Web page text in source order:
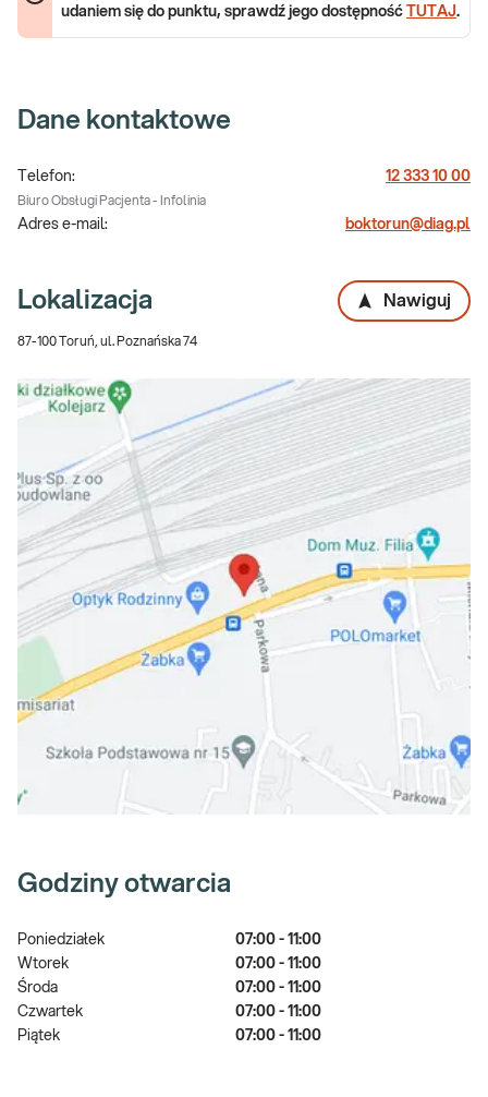
udaniem się do punktu, sprawdź jego dostępność
TUTAJ.
Dane kontaktowe
Telefon: 12 333 10 00
Biuro Obsługi Pacjenta - Infolinia
Adres e-mail: boktorun@diag.pl
Lokalizacja Nawiguj
87-100 Toruń, ul. Poznańska 74
Godziny otwarcia
Poniedziałek
07:00 - 11:00
Wtorek
07:00 - 11:00
Środa
07:00 - 11:00
Czwartek
07:00 - 11:00
Piątek
07:00 - 11:00